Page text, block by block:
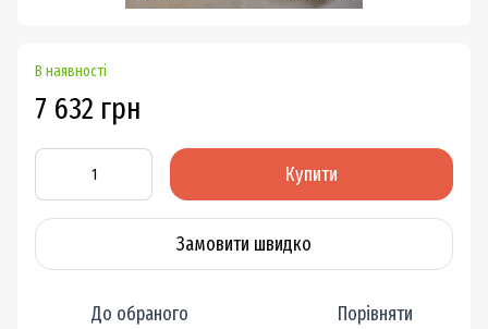
В наявності
7 632 грн
Купити
Замовити швидко
До обраного Порівняти